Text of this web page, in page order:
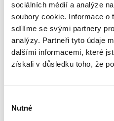
sociálních médií a analýze
soubory cookie. Informace o
sdílíme se svými partnery
analýzy. Partneři tyto údaje
dalšími informacemi, které
získali v důsledku toho, že
souhlasu
Nutné
I druhé aktualizované
poskytuje ucelený
nákladů civilního řízení.
posloužit jako
exekutorům, notářům a